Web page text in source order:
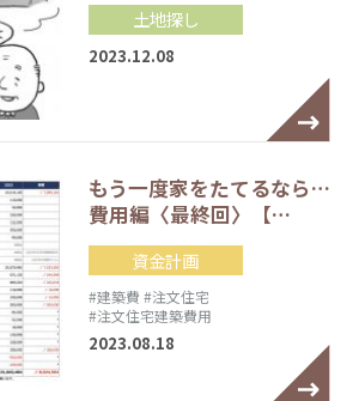
土地探し
2023.12.08
もう一度家をたてるなら…
費用編〈最終回〉【…
資金計画
#建築費 #注文住宅
#注文住宅建築費用
2023.08.18